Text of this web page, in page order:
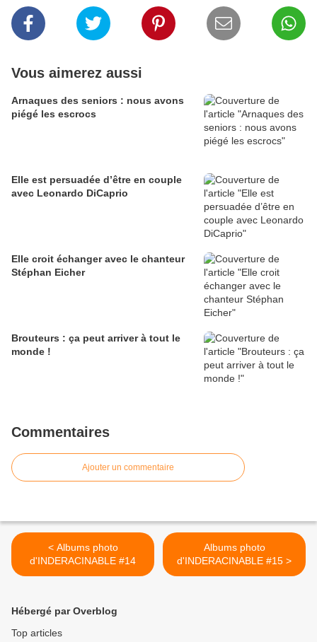
Vous aimerez aussi
Arnaques des seniors : nous avons
piégé les escrocs
Elle est persuadée d’être en couple
avec Leonardo DiCaprio
Elle croit échanger avec le chanteur
Stéphan Eicher
Brouteurs : ça peut arriver à tout le
monde !
Commentaires
Ajouter un commentaire
< Albums photo
d'INDERACINABLE #14
Albums photo
d'INDERACINABLE #15 >
Hébergé par Overblog
Top articles